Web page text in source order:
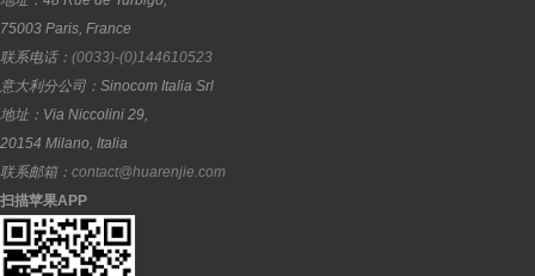
75003 Paris, France
联系电话： (0033)-(0)144610523
意大利分公司： Sinocom Italia Srl
地址： Via Niccolini 29,
20154 Milano, Italia
联系邮箱： contact@huarenjie.com
扫描苹果APP